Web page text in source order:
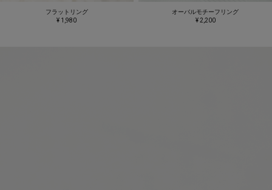
フラットリング
¥ 1,980
オーバルモチーフリング
¥ 2,200